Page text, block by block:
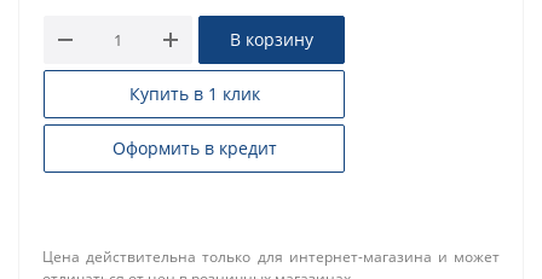
В корзину
Купить в 1 клик
Оформить в кредит
Цена действительна только для интернет-магазина и может